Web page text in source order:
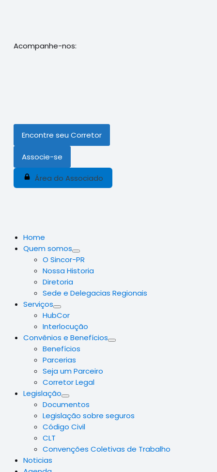
Acompanhe-nos:
Encontre seu Corretor
Associe-se
Área do Associado
Home
Quem somos
O Sincor-PR
Nossa Historia
Diretoria
Sede e Delegacias Regionais
Serviços
HubCor
Interlocução
Convênios e Benefícios
Benefícios
Parcerias
Seja um Parceiro
Corretor Legal
Legislação
Documentos
Legislação sobre seguros
Código Civil
CLT
Convenções Coletivas de Trabalho
Noticias